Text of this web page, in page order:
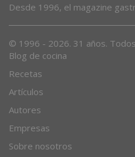
Desde 1996, el magazine
© 1996 - 2026. 31 años.
Blog de cocina
Recetas
Artículos
Autores
Empresas
Sobre nosotros